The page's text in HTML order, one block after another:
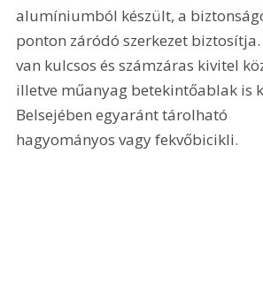
alumíniumból készült, a
ponton záródó szerkezet
van kulcsos és számzáras kivitel
illetve műanyag betekintőablak is
Belsejében egyaránt tárolható
hagyományos vagy fekvőbicikli.